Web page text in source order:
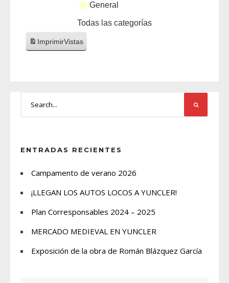
General
Todas las categorías
ImprimirVistas
ENTRADAS RECIENTES
Campamento de verano 2026
¡LLEGAN LOS AUTOS LOCOS A YUNCLER!
Plan Corresponsables 2024 – 2025
MERCADO MEDIEVAL EN YUNCLER
Exposición de la obra de Román Blázquez García